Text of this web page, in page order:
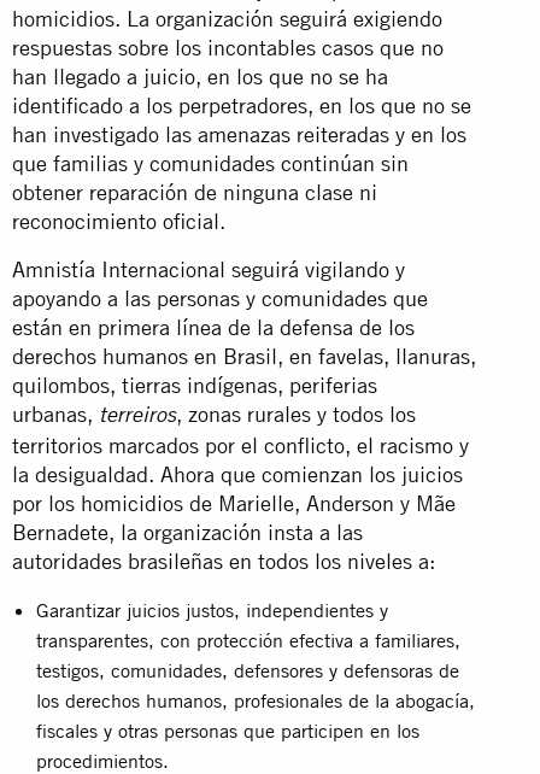
homicidios. La organización seguirá exigiendo
respuestas sobre los incontables casos que no
han llegado a juicio, en los que no se ha
identificado a los perpetradores, en los que no se
han investigado las amenazas reiteradas y en los
que familias y comunidades continúan sin
obtener reparación de ninguna clase ni
reconocimiento oficial.
Amnistía Internacional seguirá vigilando y
apoyando a las personas y comunidades que
están en primera línea de la defensa de los
derechos humanos en Brasil, en favelas, llanuras,
quilombos, tierras indígenas, periferias
urbanas, terreiros, zonas rurales y todos los
territorios marcados por el conflicto, el racismo y
la desigualdad. Ahora que comienzan los juicios
por los homicidios de Marielle, Anderson y Mãe
Bernadete, la organización insta a las
autoridades brasileñas en todos los niveles a:
Garantizar juicios justos, independientes y
transparentes, con protección efectiva a familiares,
testigos, comunidades, defensores y defensoras de
los derechos humanos, profesionales de la abogacía,
fiscales y otras personas que participen en los
procedimientos.